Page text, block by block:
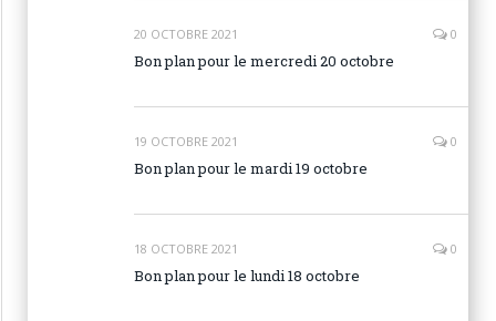
20 OCTOBRE 2021 0
Bon plan pour le mercredi 20 octobre
19 OCTOBRE 2021 0
Bon plan pour le mardi 19 octobre
18 OCTOBRE 2021 0
Bon plan pour le lundi 18 octobre